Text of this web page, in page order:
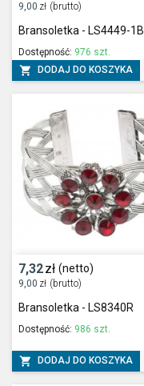
9,00 zł (brutto)
Bransoletka - LS4449-1B
Dostępność: 976 szt.
 DODAJ DO KOSZYKA
7,32zł (netto)
9,00 zł (brutto)
Bransoletka - LS8340R
Dostępność: 986 szt.
 DODAJ DO KOSZYKA